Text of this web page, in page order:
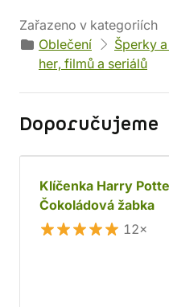
Zařazeno v kategoriích
Oblečení
Šperky
her, filmů a seriálů
Doporučujeme
Klíčenka Harry
Čokoládová žabka
12×